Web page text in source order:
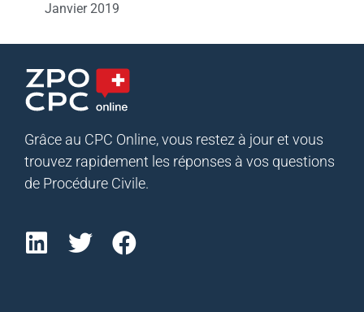
Janvier 2019
Grâce au CPC Online, vous restez à jour et vous
trouvez rapidement les réponses à vos questions
de Procédure Civile.